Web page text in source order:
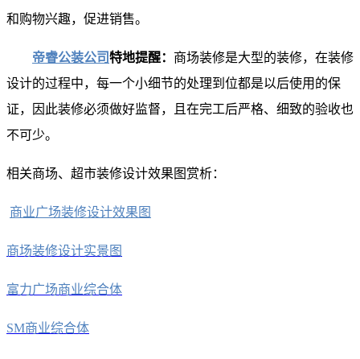
和购物兴趣，促进销售。
帝睿公装公司特地提醒： 商场装修是大型的装修，在装修
设计的过程中，每一个小细节的处理到位都是以后使用的保
证，因此装修必须做好监督，且在完工后严格、细致的验收也
不可少。
相关商场、超市装修设计效果图赏析：
商业广场装修设计效果图
商场装修设计实景图
富力广场商业综合体
SM商业综合体